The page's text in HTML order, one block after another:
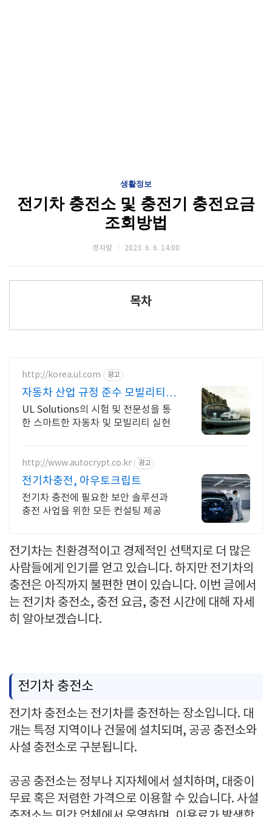
생활정보
전기차 충전소 및 충전기 충전요금
조회방법
경자발 2023. 6. 6. 14:00
목차
http://korea.ul.com 광고
자동차 산업 규정 준수 모빌리티
안전 강화
UL Solutions의 시험 및 전문성을 통
한 스마트한 자동차 및 모빌리티 실현
http://www.autocrypt.co.kr 광고
전기차충전, 아우토크립트
전기차 충전에 필요한 보안 솔루션과
충전 사업을 위한 모든 컨설팅 제공
전기차는 친환경적이고 경제적인 선택지로 더 많은
사람들에게 인기를 얻고 있습니다. 하지만 전기차의
충전은 아직까지 불편한 면이 있습니다. 이번 글에서
는 전기차 충전소, 충전 요금, 충전 시간에 대해 자세
히 알아보겠습니다.
전기차 충전소
전기차 충전소는 전기차를 충전하는 장소입니다. 대
개는 특정 지역이나 건물에 설치되며, 공공 충전소와
사설 충전소로 구분됩니다.
공공 충전소는 정부나 지자체에서 설치하며, 대중이
무료 혹은 저렴한 가격으로 이용할 수 있습니다. 사설